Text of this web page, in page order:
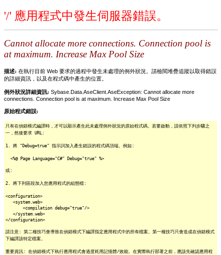
'/' 應用程式中發生伺服器錯誤。
Cannot allocate more connections. Connection pool is
at maximum. Increase Max Pool Size
描述: 在執行目前 Web 要求的過程中發生未處理的例外狀況。請檢閱堆疊追蹤以取得錯誤
的詳細資訊，以及在程式碼中產生的位置。
例外狀況詳細資訊: Sybase.Data.AseClient.AseException: Cannot allocate more
connections. Connection pool is at maximum. Increase Max Pool Size
原始程式錯誤:
只有在偵錯模式編譯時，才可以顯示產生此未處理例外狀況的原始程式碼。若要啟動，請依照下列步驟之
一，然後要求 URL:
1. 將 "Debug=true" 指示詞加入產生錯誤的程式碼頂端。例如:
<%@ Page Language="C#" Debug="true" %>
或:
2. 將下列區段加入您應用程式的組態檔:
<configuration>
<system.web>
<compilation debug="true"/>
</system.web>
</configuration>
請注意: 第二種技巧會導致在偵錯模式下編譯指定應用程式中的所有檔案。第一種技巧只會造成在偵錯模式
下編譯該特定檔案。
重要資訊: 在偵錯模式下執行應用程式會過度耗用記憶體/效能。在實際執行部署之前，應該先確認應用程